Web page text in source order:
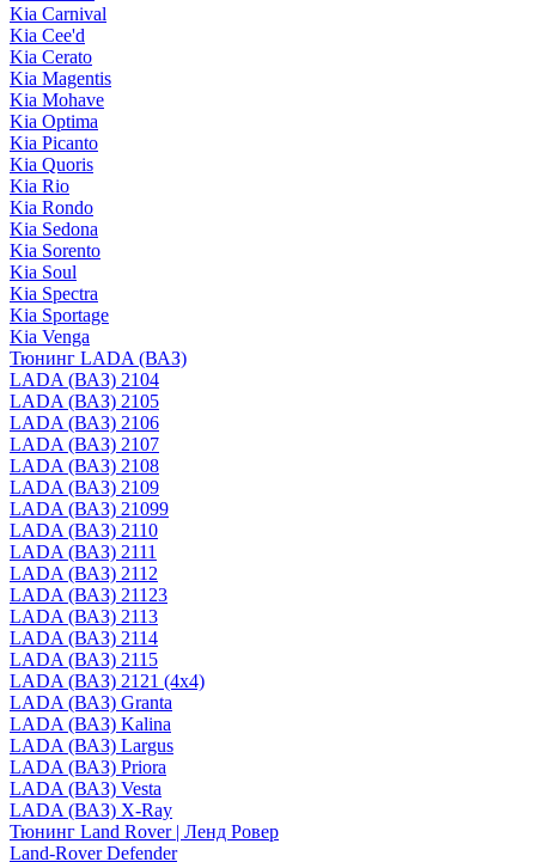
Kia Carnival
Kia Cee'd
Kia Cerato
Kia Magentis
Kia Mohave
Kia Optima
Kia Picanto
Kia Quoris
Kia Rio
Kia Rondo
Kia Sedona
Kia Sorento
Kia Soul
Kia Spectra
Kia Sportage
Kia Venga
Тюнинг LADA (ВАЗ)
LADA (ВАЗ) 2104
LADA (ВАЗ) 2105
LADA (ВАЗ) 2106
LADA (ВАЗ) 2107
LADA (ВАЗ) 2108
LADA (ВАЗ) 2109
LADA (ВАЗ) 21099
LADA (ВАЗ) 2110
LADA (ВАЗ) 2111
LADA (ВАЗ) 2112
LADA (ВАЗ) 21123
LADA (ВАЗ) 2113
LADA (ВАЗ) 2114
LADA (ВАЗ) 2115
LADA (ВАЗ) 2121 (4x4)
LADA (ВАЗ) Granta
LADA (ВАЗ) Kalina
LADA (ВАЗ) Largus
LADA (ВАЗ) Priora
LADA (ВАЗ) Vesta
LADA (ВАЗ) X-Ray
Тюнинг Land Rover | Ленд Ровер
Land-Rover Defender